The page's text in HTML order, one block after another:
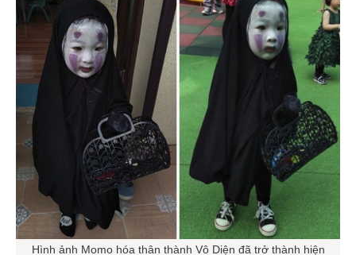
Hình ảnh Momo hóa thân thành Vô Diện đã trở thành hiện